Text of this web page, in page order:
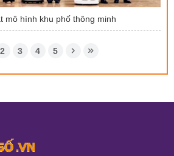
mô hình khu phố thông minh
2 3 4 5